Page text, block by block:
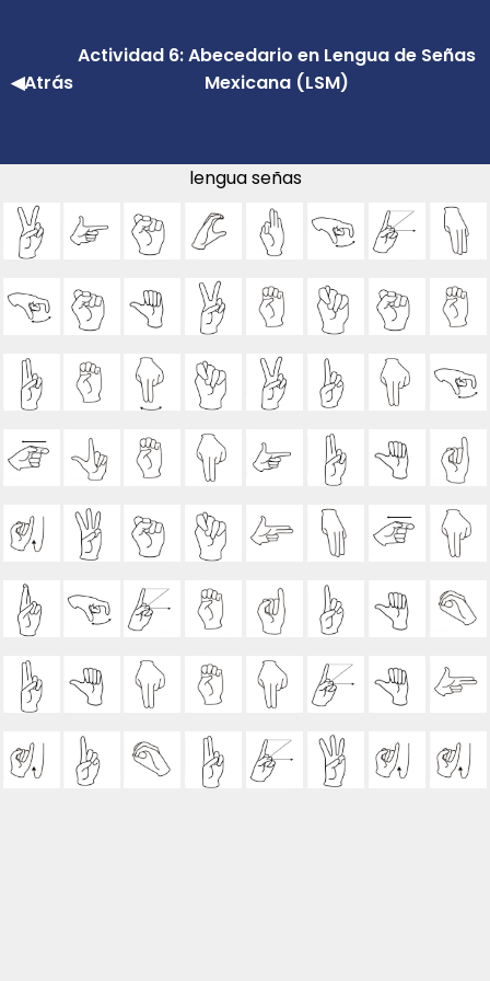
◀Atrás
Actividad 6: Abecedario en Lengua de Señas
Mexicana (LSM)
lengua señas